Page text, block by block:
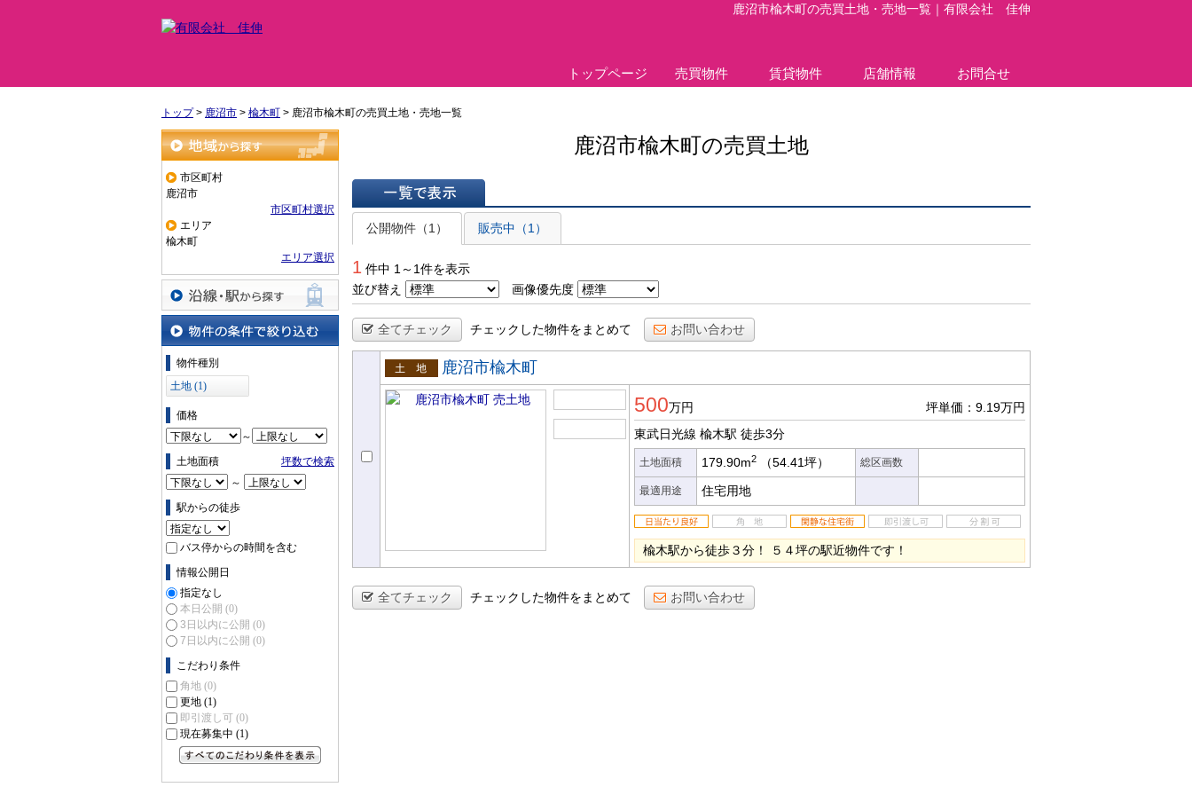
鹿沼市楡木町の売買土地・売地一覧｜有限会社 佳伸
トップページ 売買物件 賃貸物件 店舗情報 お問合せ
トップ> 鹿沼市 > 楡木町 > 鹿沼市楡木町の売買土地・売地一覧
地域から探す
市区町村
鹿沼市
市区町村選択
エリア
楡木町
エリア選択
沿線・駅から探す
物件の条件で絞り込む
物件種別
土地 (1)
価格
～
土地面積
坪数で検索
～
駅からの徒歩
バス停からの時間を含む
情報公開日
指定なし
本日公開 (0)
3日以内に公開 (0)
7日以内に公開 (0)
こだわり条件
角地 (0)
更地 (1)
即引渡し可 (0)
現在募集中 (1)
鹿沼市楡木町の売買土地
一覧で表示
公開物件（1）
販売中（1）
1 件中 1～1件を表示
並び替え
画像優先度
全てチェック チェックした物件をまとめて お問い合わせ
売土地
鹿沼市楡木町
500万円
坪単価：9.19万円
東武日光線 楡木駅 徒歩3分
土地面積 179.90m2 （54.41坪） 総区画数
最適用途 住宅用地
楡木駅から徒歩３分！ ５４坪の駅近物件です！
全てチェック チェックした物件をまとめて お問い合わせ